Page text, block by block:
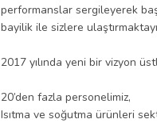
performanslar sergileyerek
bayilik ile sizlere
2017 yılında yeni bir vizyon
20’den fazla personelimiz,
Isıtma ve soğutma ürünleri